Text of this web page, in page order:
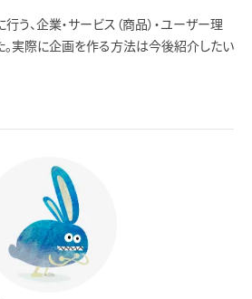
う、企業・サービス（商品）・ユーザー理
。実際に企画を作る方法は今後紹介したい